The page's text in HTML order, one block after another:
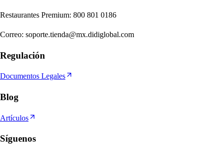
Restaurantes Premium: 800 801 0186
Correo: soporte.tienda@mx.didiglobal.com
Regulación
Documentos Legales
Blog
Artículos
Síguenos